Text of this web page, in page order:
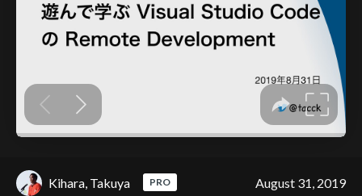
Kihara, Takuya PRO August 31, 2019